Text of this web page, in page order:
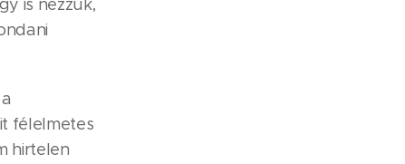
is nézzük,
félelmetes
hirtelen